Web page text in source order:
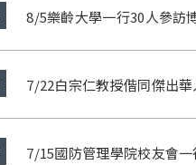
8/5樂齡大學一行30人參訪
7/22白宗仁教授偕同傑出
7/15國防管理學院校友會